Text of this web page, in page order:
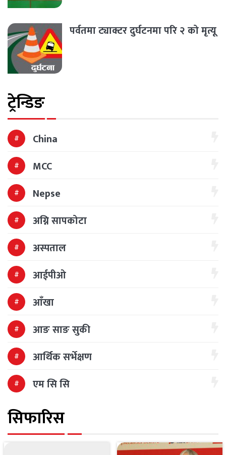
पर्वतमा ट्याक्टर दुर्घटनमा परि २ को मृत्यू
ट्रेन्डिङ
China
MCC
Nepse
अग्नि सापकोटा
अस्पताल
आईपीओ
आँखा
आङ साङ सुकी
आर्थिक सर्भेक्षण
एम सि सि
सिफारिस